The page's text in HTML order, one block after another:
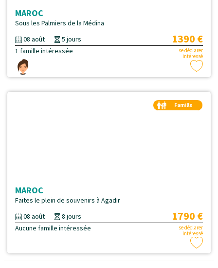
MAROC
Sous les Palmiers de la Médina
08 août
5 jours 1390 €
1 famille intéressée
se déclarer
intéressé
Famille
MAROC
Faites le plein de souvenirs à Agadir
08 août
8 jours 1790 €
Aucune famille intéressée
se déclarer
intéressé